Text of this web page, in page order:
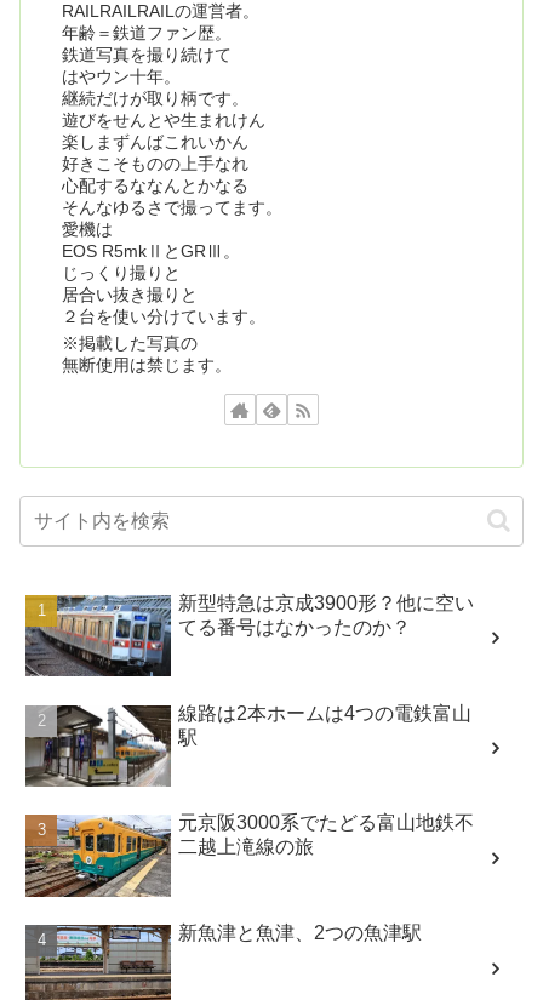
RAILRAILRAILの運営者。
年齢＝鉄道ファン歴。
鉄道写真を撮り続けて
はやウン十年。
継続だけが取り柄です。
遊びをせんとや生まれけん
楽しまずんばこれいかん
好きこそものの上手なれ
心配するななんとかなる
そんなゆるさで撮ってます。
愛機は
EOS R5mkⅡとGRⅢ。
じっくり撮りと
居合い抜き撮りと
２台を使い分けています。
※掲載した写真の
無断使用は禁じます。
新型特急は京成3900形？他に空い
てる番号はなかったのか？
線路は2本ホームは4つの電鉄富山
駅
元京阪3000系でたどる富山地鉄不
二越上滝線の旅
新魚津と魚津、2つの魚津駅